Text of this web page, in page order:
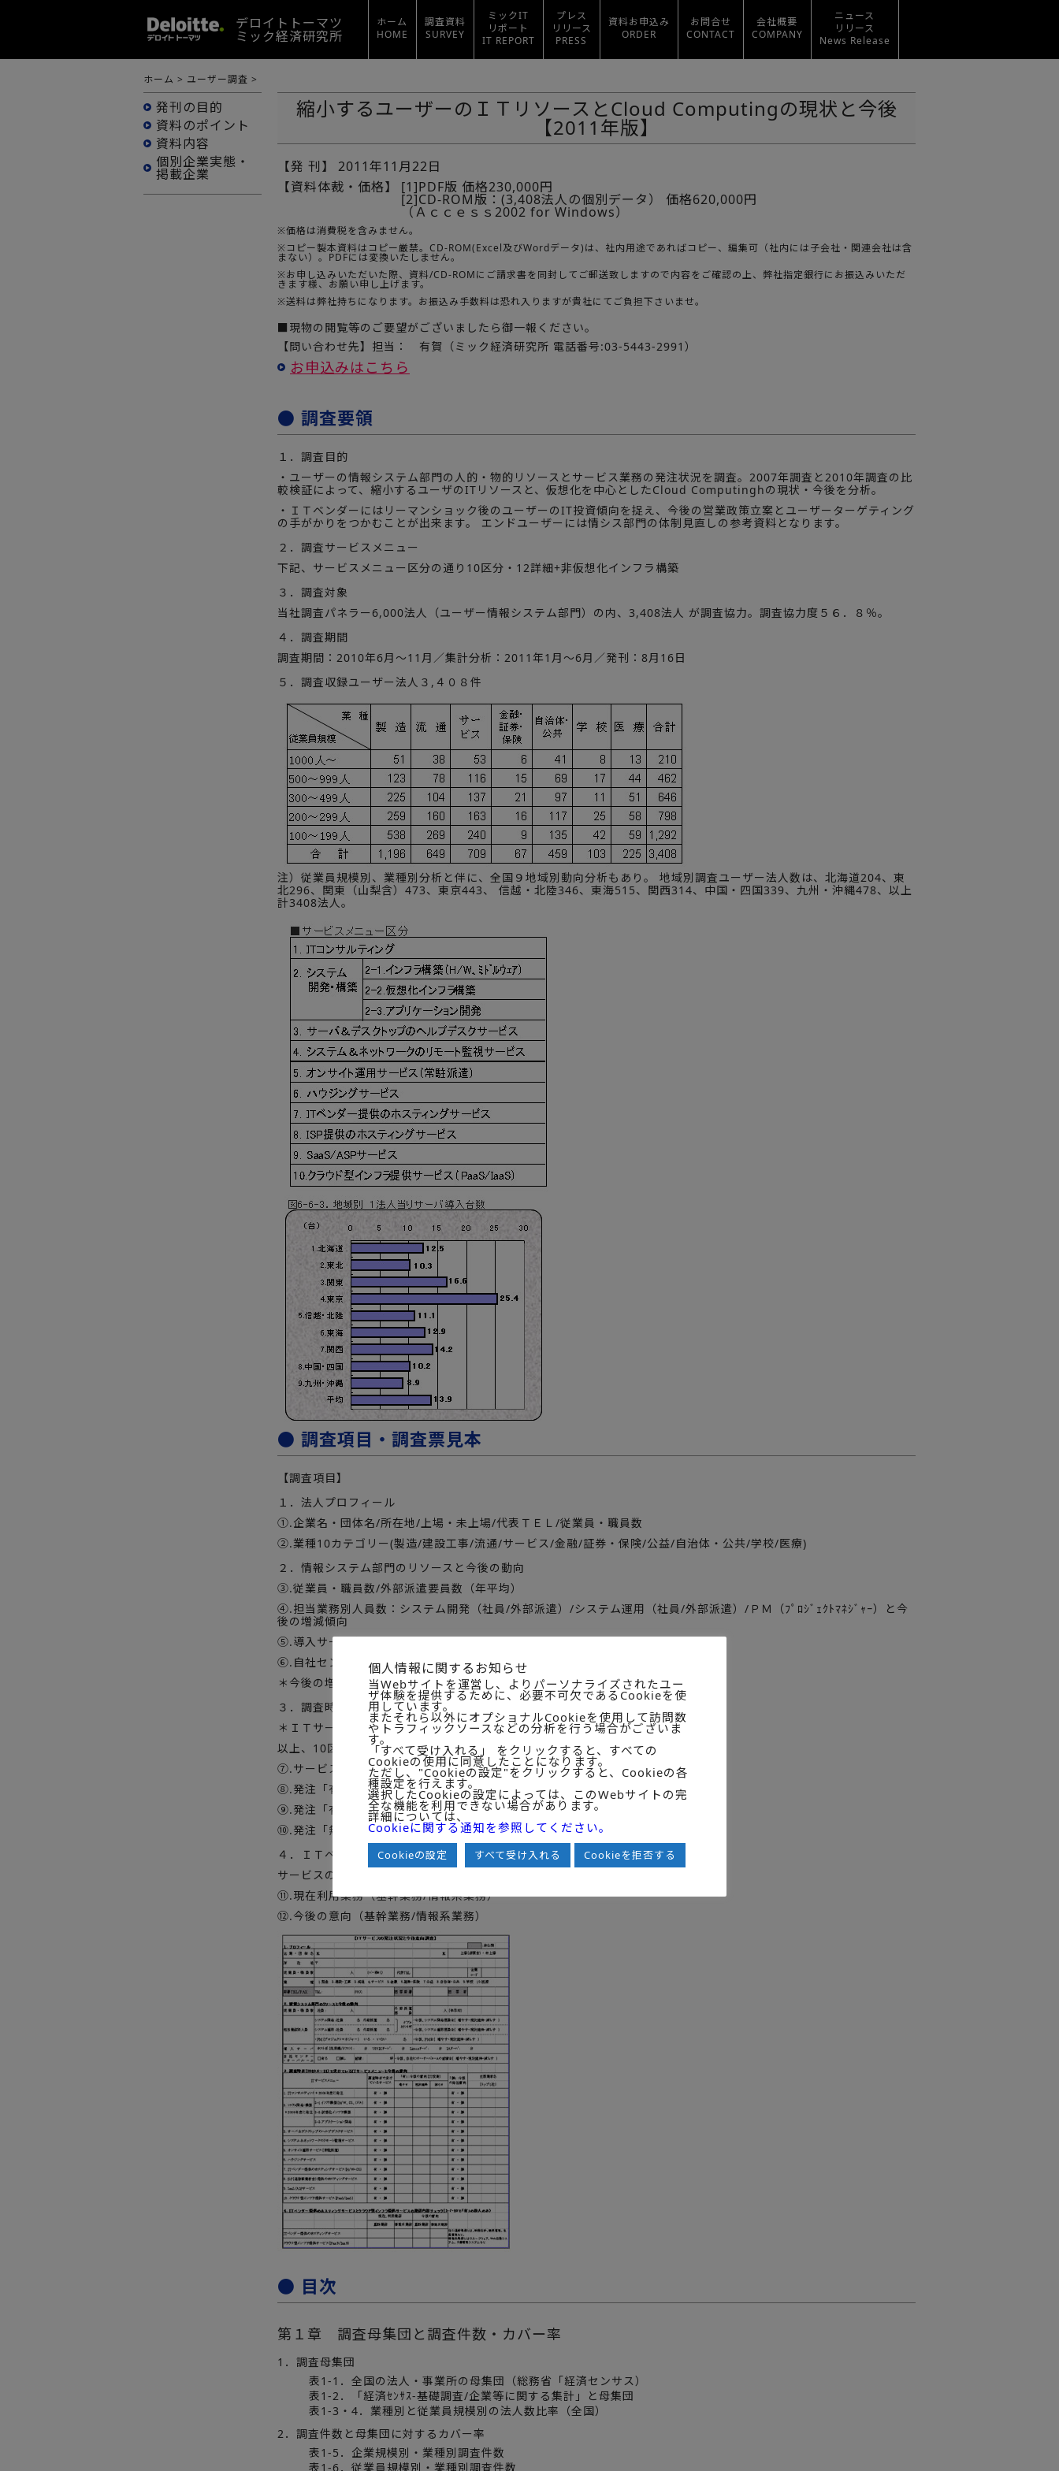
デロイトトーマツ
ミック経済研究所
ホーム
HOME
調査資料
SURVEY
ミックIT
リポート
IT REPORT
プレス
リリース
PRESS
資料お申込み
ORDER
お問合せ
CONTACT
会社概要
COMPANY
ニュース
リリース
News Release
ホーム > ユーザー調査 >
発刊の目的
資料のポイント
資料内容
個別企業実態・
掲載企業
縮小するユーザーのＩＴリソースとCloud Computingの現状と今後
【2011年版】
【発 刊】
2011年11月22日
【資料体裁・価格】
[1]PDF版 価格230,000円
[2]CD-ROM版：(3,408法人の個別データ） 価格620,000円
（Ａｃｃｅｓｓ2002 for Windows）
※価格は消費税を含みません。
※コピー製本資料はコピー厳禁。CD-ROM(Excel及びWordデータ)は、社内用途であればコピー、編集可（社内には子会社・関連会社は含
まない）。PDFには変換いたしません。
※お申し込みいただいた際、資料/CD-ROMにご請求書を同封してご郵送致しますので内容をご確認の上、弊社指定銀行にお振込みいただ
きます様、お願い申し上げます。
※送料は弊社持ちになります。お振込み手数料は恐れ入りますが貴社にてご負担下さいませ。
■現物の閲覧等のご要望がございましたら御一報ください。
【問い合わせ先】担当： 有賀（ミック経済研究所 電話番号:03-5443-2991）
お申込みはこちら
● 調査要領
１．調査目的
・ユーザーの情報システム部門の人的・物的リソースとサービス業務の発注状況を調査。2007年調査と2010年調査の比
較検証によって、縮小するユーザのITリソースと、仮想化を中心としたCloud Computinghの現状・今後を分析。
・ＩＴベンダーにはリーマンショック後のユーザーのIT投資傾向を捉え、今後の営業政策立案とユーザーターゲティング
の手がかりをつかむことが出来ます。 エンドユーザーには情シス部門の体制見直しの参考資料となります。
２．調査サービスメニュー
下記、サービスメニュー区分の通り10区分・12詳細+非仮想化インフラ構築
３．調査対象
当社調査パネラー6,000法人（ユーザー情報システム部門）の内、3,408法人 が調査協力。調査協力度５６．８％。
４．調査期間
調査期間：2010年6月～11月／集計分析：2011年1月～6月／発刊：8月16日
５．調査収録ユーザー法人３,４０８件
注）従業員規模別、業種別分析と伴に、全国９地域別動向分析もあり。 地域別調査ユーザー法人数は、北海道204、東
北296、関東（山梨含）473、東京443、 信越・北陸346、東海515、関西314、中国・四国339、九州・沖縄478、以上
計3408法人。
● 調査項目・調査票見本
【調査項目】
１．法人プロフィール
①.企業名・団体名/所在地/上場・未上場/代表ＴＥＬ/従業員・職員数
②.業種10カテゴリー(製造/建設工事/流通/サービス/金融/証券・保険/公益/自治体・公共/学校/医療)
２．情報システム部門のリソースと今後の動向
③.従業員・職員数/外部派遣要員数（年平均）
④.担当業務別人員数：システム開発（社員/外部派遣）/システム運用（社員/外部派遣）/ＰＭ（ﾌﾟﾛｼﾞｪｸﾄﾏﾈｼﾞｬｰ）と今
後の増減傾向
⑤.導入サーバ台数（ホスト系/UNIXｻｰﾊﾞ/Linuxｻｰﾊﾞ/Windowsｻｰﾊﾞ）
⑥.自社センター・サーバルーム有無と面積と今後の増減傾向
＊今後の増減傾向：増やす・現状維持・減らす
３．調査時点（2010.6～11）で受けているＩＴｻｰﾋﾞｽﾒﾆｭｰと今後の意向
＊ＩＴサービスメニューは1、2-1、2-2、2-3、3、4、5、6、7、8、9、10
以上、10区分12詳細（ＤＭのトップページ参照）
⑦.サービスメニュー12詳細別発注有無
⑧.発注「有り」の今後の意向（増やす・現状維持・減らす）
⑨.発注「有り」の主要業者名（トップ1社）
⑩.発注「無し」の今後の発注意向有無
４．ＩＴベンダー提供のホスティングサービスと、クラウド型インフラ提供
サービスの業務内容チェック
⑪.現在利用業務（基幹業務/情報系業務）
⑫.今後の意向（基幹業務/情報系業務）
● 目次
第１章 調査母集団と調査件数・カバー率
1．調査母集団
表1-1．全国の法人・事業所の母集団（総務省「経済センサス）
表1-2．「経済ｾﾝｻｽ-基礎調査/企業等に関する集計」と母集団
表1-3・4．業種別と従業員規模別の法人数比率（全国）
2．調査件数と母集団に対するカバー率
表1-5．企業規模別・業種別調査件数
表1-6．従業員規模別・業種別調査件数
個人情報に関するお知らせ
当Webサイトを運営し、よりパーソナライズされたユー
ザ体験を提供するために、必要不可欠であるCookieを使
用しています。
またそれら以外にオプショナルCookieを使用して訪問数
やトラフィックソースなどの分析を行う場合がございま
す。
「すべて受け入れる」 をクリックすると、すべての
Cookieの使用に同意したことになります。
ただし、"Cookieの設定"をクリックすると、Cookieの各
種設定を行えます。
選択したCookieの設定によっては、このWebサイトの完
全な機能を利用できない場合があります。
詳細については、
Cookieに関する通知を参照してください。
Cookieの設定 すべて受け入れる Cookieを拒否する